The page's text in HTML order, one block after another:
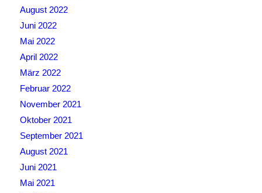
August 2022
Juni 2022
Mai 2022
April 2022
März 2022
Februar 2022
November 2021
Oktober 2021
September 2021
August 2021
Juni 2021
Mai 2021